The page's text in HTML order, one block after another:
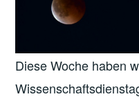
Diese Woche haben